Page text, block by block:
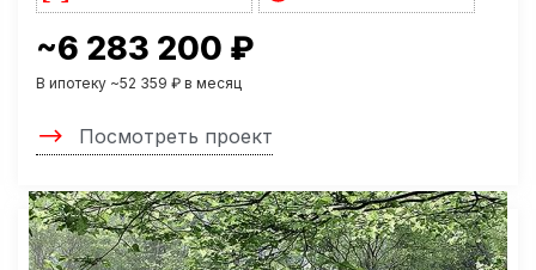
~6 283 200 ₽
В ипотеку ~52 359 ₽ в месяц
Посмотреть проект